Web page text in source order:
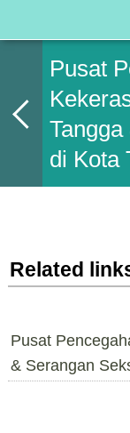
Pusat
di Kota
Related
Pusat
& Serangan